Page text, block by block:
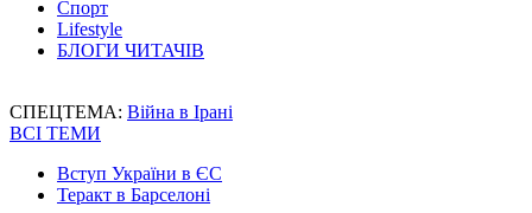
Спорт
Lifestyle
БЛОГИ ЧИТАЧІВ
СПЕЦТЕМА: Війна в Ірані
ВСІ ТЕМИ
Вступ України в ЄС
Теракт в Барселоні